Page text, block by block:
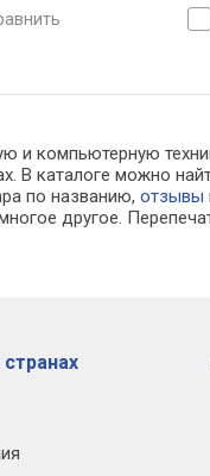
лейка),
шланг,
и компьютерную
В каталоге можно
по названию,отзывы
другое.